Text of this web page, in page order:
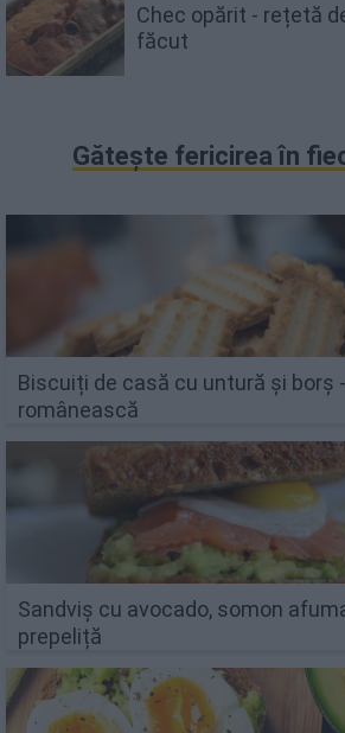
Chec opărit - rețetă
făcut
Gătește fericirea în
Biscuiți de casă cu untură și borș
românească
Sandviș cu avocado, somon
prepeliță